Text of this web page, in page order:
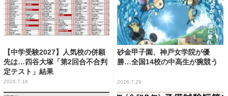
【中学受験2027】人気校の併願
先は…四谷大塚「第2回合不合判
定テスト」結果
2026.7.16
砂金甲子園、神戸女学院が優
勝…全国14校の中高生が腕競う
2026.7.29